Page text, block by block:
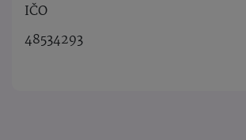
IČO
48534293